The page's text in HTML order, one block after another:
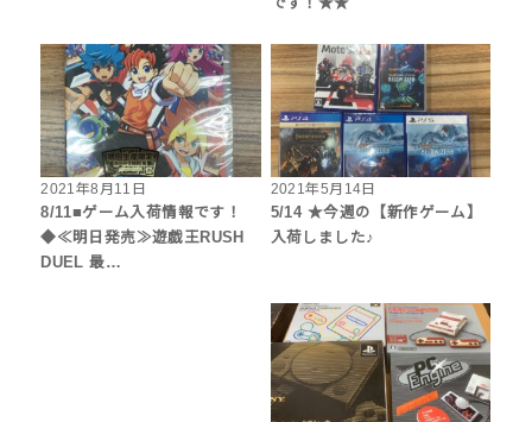
です！★★
2021年8月11日
8/11■ゲーム入荷情報です！
◆≪明日発売≫遊戯王RUSH
DUEL 最…
2021年5月14日
5/14 ★今週の【新作ゲーム】
入荷しました♪